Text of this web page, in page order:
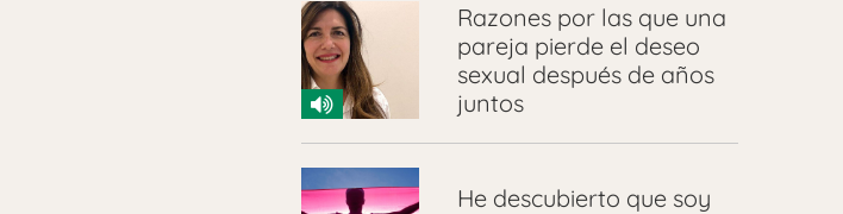
Razones por las que una
pareja pierde el deseo
sexual después de años
juntos
He descubierto que soy